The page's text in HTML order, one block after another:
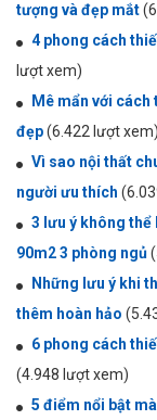
tượng và đẹp mắt
4 phong cách
lượt xem)
Mê mẩn với
đẹp(6.422 lượt xem)
Vì sao nội thất
người ưu thích
3 lưu ý không
90m2 3 phòng ngủ
Những lưu ý khi
thêm hoàn hảo
6 phong cách
(4.948 lượt xem)
5 điểm nổi bật